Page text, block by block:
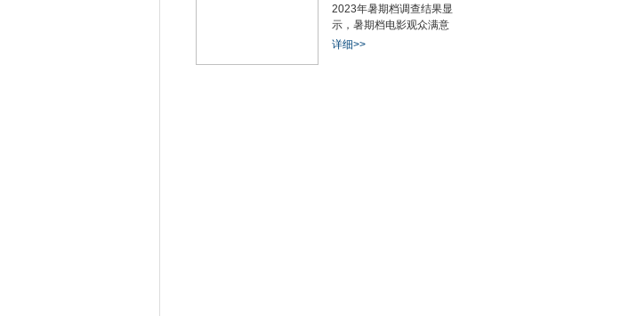
2023年暑期档调查结果显
示，暑期档电影观众满意
详细>>